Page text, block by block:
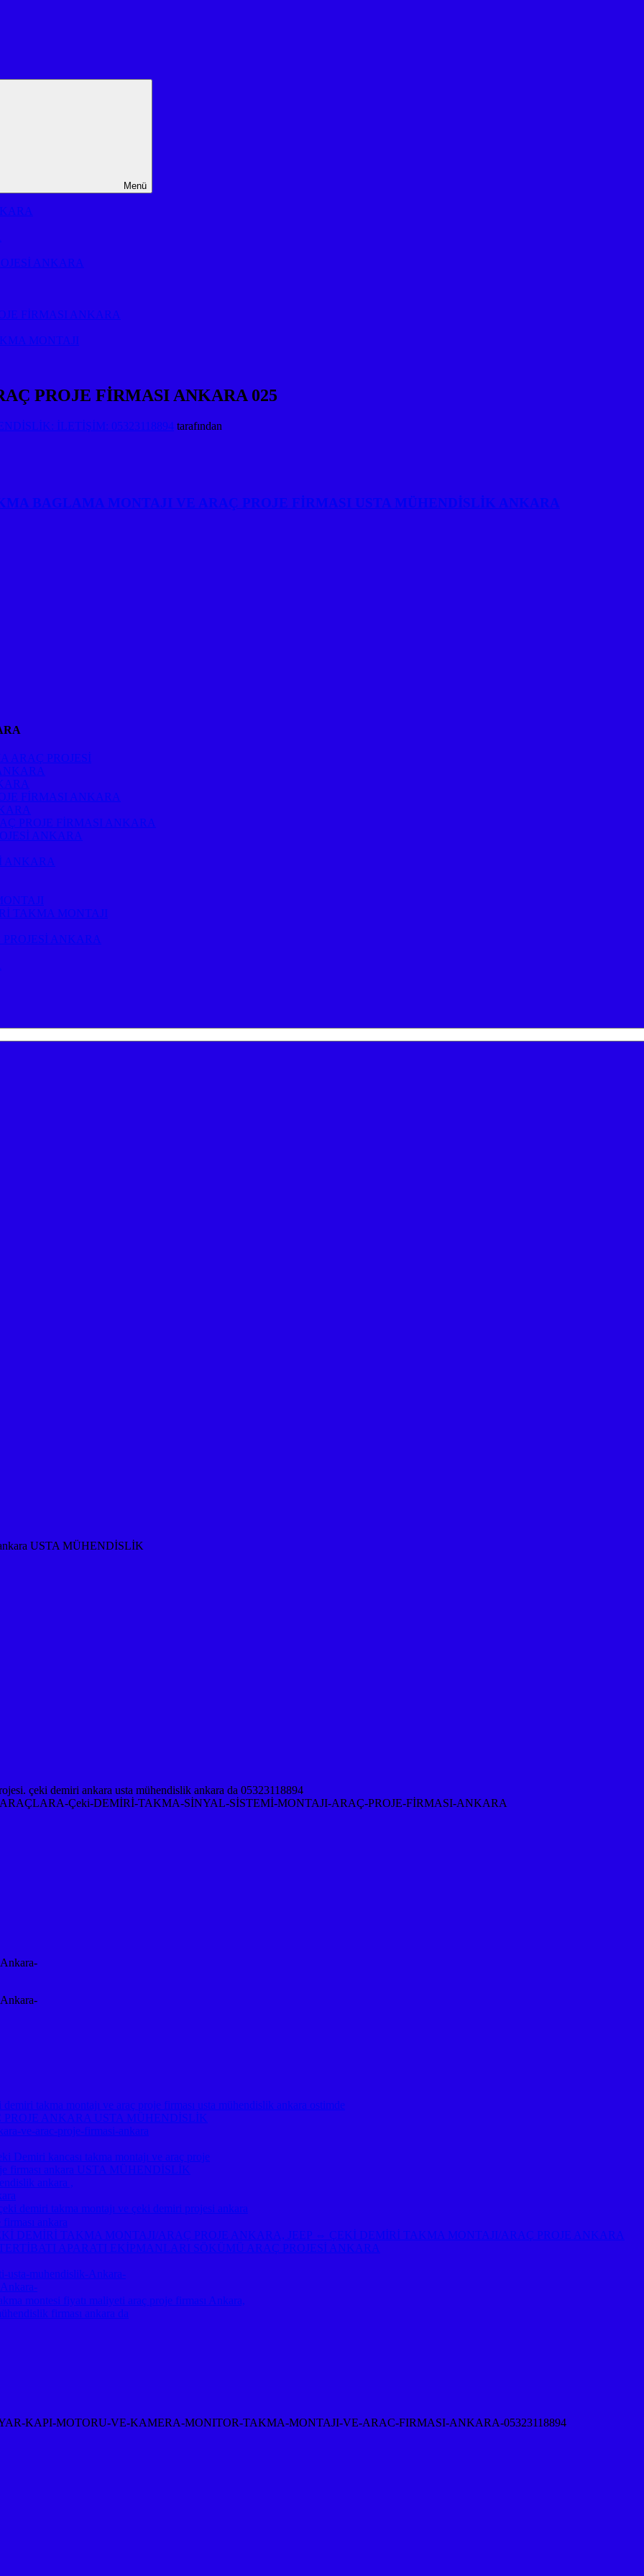
Menü
ANKARA
FİRMASI ANKARA
MONTAJI
PROJE FİRMASI ANKARA 025
İLETİŞİM: 05323118894 tarafından
BAGLAMA MONTAJI VE ARAÇ PROJE FİRMASI USTA MÜHENDİSLİK ANKARA
ARAÇ PROJESİ
FİRMASI ANKARA
PROJE FİRMASI ANKARA
ANKARA
ANKARA
TAKMA MONTAJI
ANKARA
ankara USTA MÜHENDİSLİK
Çeki-DEMİRİ-TAKMA-SİNYAL-SİSTEMİ-MONTAJI-ARAÇ-PROJE-FİRMASI-ANKARA
takma montajı ve araç proje firması usta mühendislik ankara ostimde
ANKARA USTA MÜHENDİSLİK
ve-arac-proje-firmasi-ankara
kancası takma montajı ve araç proje
firması ankara USTA MÜHENDİSLİK
ankara ,
demiri takma montajı ve çeki demiri projesi ankara
ankara
DEMİRİ TAKMA MONTAJI/ARAÇ PROJE ANKARA, JEEP ⇔ ÇEKİ DEMİRİ TAKMA MONTAJI/ARAÇ PROJE ANKARA
APARATI EKİPMANLARI SÖKÜMÜ ARAÇ PROJESİ ANKARA
usta-muhendislik-Ankara-
montesi fiyatı maliyeti araç proje firması Ankara,
firması ankara da
KAPI-MOTORU-VE-KAMERA-MONITOR-TAKMA-MONTAJI-VE-ARAC-FIRMASI-ANKARA-05323118894